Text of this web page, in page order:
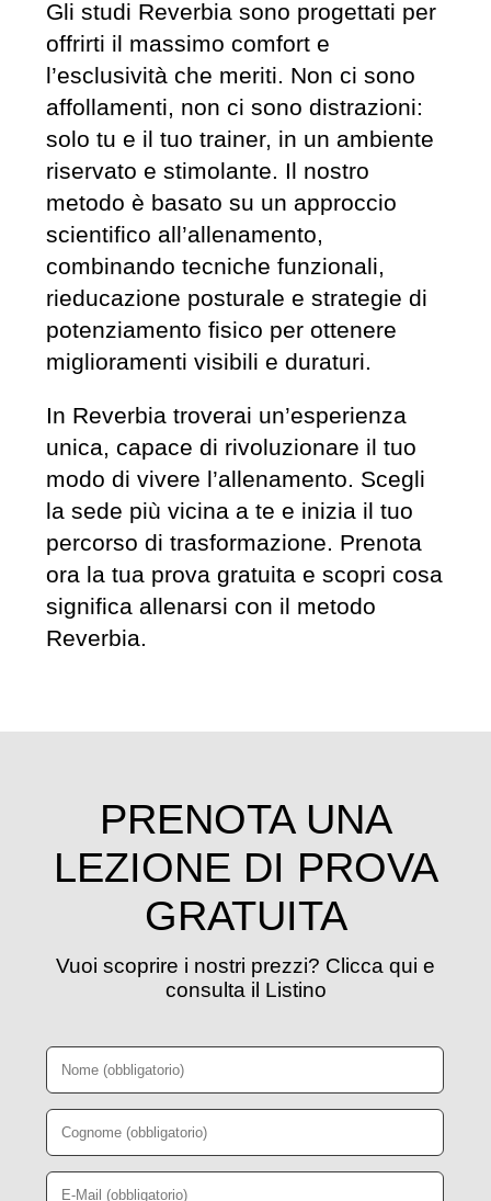
Gli studi Reverbia sono progettati per
offrirti il massimo comfort e
l’esclusività che meriti. Non ci sono
affollamenti, non ci sono distrazioni:
solo tu e il tuo trainer, in un ambiente
riservato e stimolante. Il nostro
metodo è basato su un approccio
scientifico all’allenamento,
combinando tecniche funzionali,
rieducazione posturale e strategie di
potenziamento fisico per ottenere
miglioramenti visibili e duraturi.
In Reverbia troverai un’esperienza
unica, capace di rivoluzionare il tuo
modo di vivere l’allenamento. Scegli
la sede più vicina a te e inizia il tuo
percorso di trasformazione. Prenota
ora la tua prova gratuita e scopri cosa
significa allenarsi con il metodo
Reverbia.
PRENOTA UNA
LEZIONE DI PROVA
GRATUITA
Vuoi scoprire i nostri prezzi? Clicca qui e
consulta il Listino